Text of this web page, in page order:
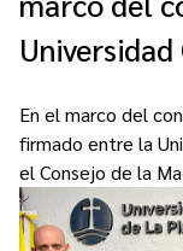
En el marco del
firmado entre la
el Consejo de la